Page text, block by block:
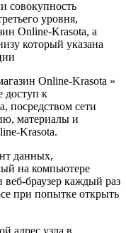
совокупность
уровня,
Online-Krasota, а
который указана
Online-Krasota »
доступ к
посредством сети
материалы и
Krasota.
данных,
на компьютере
веб-браузер каждый раз
при попытке открыть
адрес узла в